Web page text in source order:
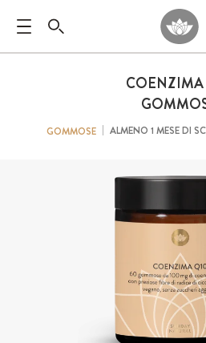
COENZIMA
GOMMOSE ALMENO 1 MESE DI